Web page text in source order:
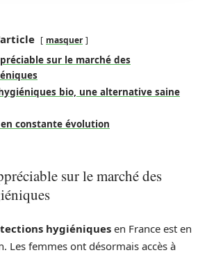
masquer
sur le marché des
bio, une alternative saine
constante évolution
sur le marché des
hygiéniquesen France est en
Les femmes ont désormais accès à